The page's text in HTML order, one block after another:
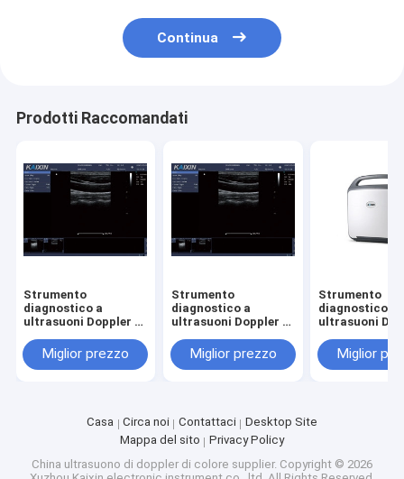
Continua
Prodotti Raccomandati
Strumento
diagnostico a
ultrasuoni Doppler a
Miglior prezzo
Strumento
diagnostico a
ultrasuoni Doppler a
Miglior prezzo
Strumento
diagnostico a
ultrasuoni
Miglior
Casa Circa noi Contattaci
Desktop Site
Mappa del sito
Privacy Policy
China ultrasuono di doppler di colore supplier. Copyright © 2026